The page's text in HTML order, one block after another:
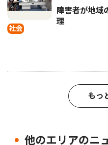
社会
障害者が地
理
もっ
他のエリアのニ